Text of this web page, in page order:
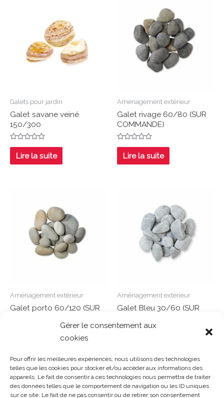
Gérer le consentement aux
cookies
Pour offrir les meilleures expériences, nous utilisons des technologies
telles que les cookies pour stocker et/ou accéder aux informations des
appareils. Le fait de consentir à ces technologies nous permettra de traiter
des données telles que le comportement de navigation ou les ID uniques
sur ce site. Le fait de ne pas consentir ou de retirer son consentement
Galets pour jardin
Galet savane veiné
150/300
Note
sur
5
Lire la suite
Aménagement extérieur
Galet rivage 60/80 (SUR
COMMANDE)
Note
sur
5
Lire la suite
Aménagement extérieur
Galet porto 60/120 (SUR
5
Aménagement extérieur
Galet Bleu 30/60 (SUR
5